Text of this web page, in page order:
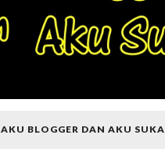
AKU BLOGGER DAN AKU SUKA